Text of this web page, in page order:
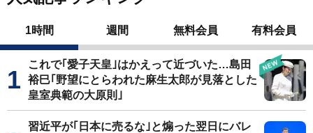
1時間 週間 無料会員 有料会員
これで｢愛子天皇｣はかえって近づいた…島田
裕巳｢野望にとらわれた麻生太郎が見落とした
皇室典範の大原則｣
習近平が｢日本に売るな｣と煽った翌日にバレ